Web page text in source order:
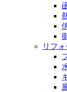
リフ